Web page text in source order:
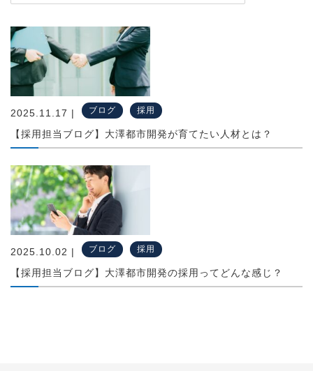
2025.11.17 | ブログ 採用
【採用担当ブログ】大澤都市開発が育てたい人材とは？
2025.10.02 | ブログ 採用
【採用担当ブログ】大澤都市開発の採用ってどんな感じ？